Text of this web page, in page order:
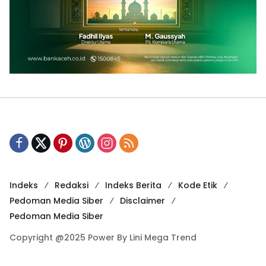
Indeks Redaksi Indeks Berita
Kode Etik
Pedoman Media Siber
Disclaimer
Pedoman Media Siber
Copyright @2025 Power By Lini Mega Trend